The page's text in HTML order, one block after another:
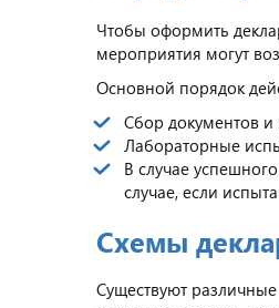
Чтобы оформить
мероприятия могут
Основной порядок
Сбор документов
Лабораторные
В случае
случае, если
Схемы
Существуют